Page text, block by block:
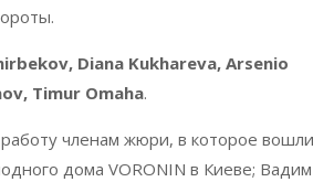
Diana Kukhareva, Arsenio
Timur Omaha.
членам жюри, в которое
дома VORONIN в Киеве; Вадим